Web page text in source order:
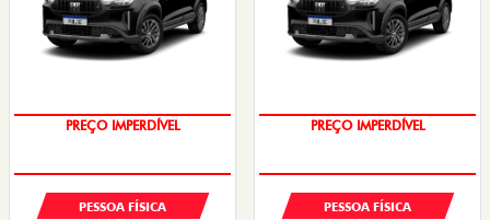
PREÇO IMPERDÍVEL
PESSOA FÍSICA
PREÇO IMPERDÍVEL
PESSOA FÍSICA